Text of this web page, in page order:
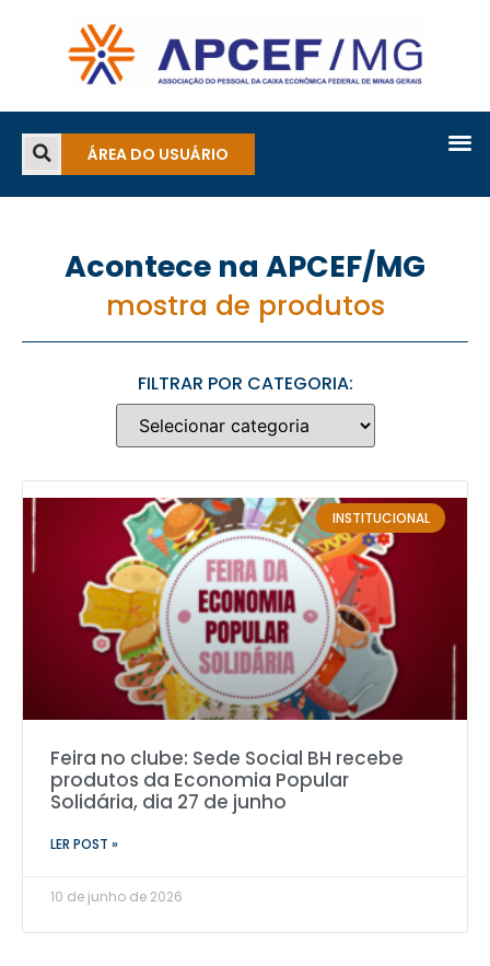
ÁREA DO USUÁRIO
Acontece na APCEF/MG
mostra de produtos
FILTRAR POR CATEGORIA:
INSTITUCIONAL
Feira no clube: Sede Social BH recebe
produtos da Economia Popular
Solidária, dia 27 de junho
LER POST »
10 de junho de 2026